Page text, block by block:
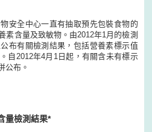
安全中心一直有抽取預先包裝食物的
素含量及致敏物。由2012年1月的檢測
布有關檢測結果，包括營養素標示值
自2012年4月1日起，有關含未有標示
公布。
量檢測結果*